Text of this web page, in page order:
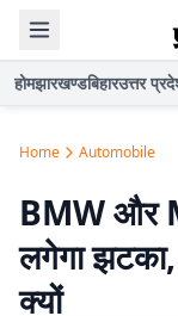
होमझारखण्डबिहारउत्तर
Home Automobile
BMW और
लगेगा
क्यों